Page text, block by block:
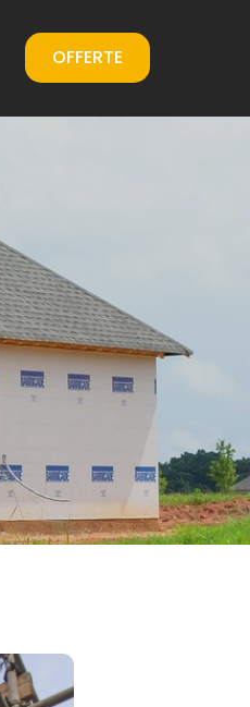
OFFERTE